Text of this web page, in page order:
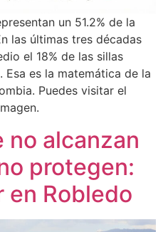
un 51.2% de la
las últimas tres décadas
el 18% de las sillas
Esa es la matemática de la
Puedes visitar el
no alcanzan
protegen:
en Robledo